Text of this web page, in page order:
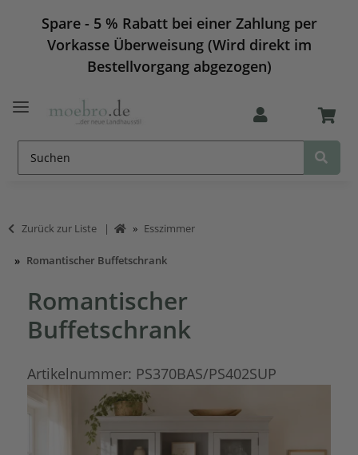
Spare - 5 % Rabatt bei einer Zahlung per
Vorkasse Überweisung (Wird direkt im
Bestellvorgang abgezogen)
Zurück zur Liste Esszimmer
Romantischer Buffetschrank
Romantischer
Buffetschrank
Artikelnummer: PS370BAS/PS402SUP